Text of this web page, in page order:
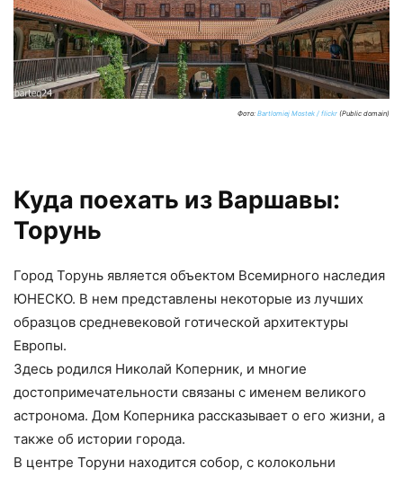
Фото: Bartlomiej Mostek / flickr (Public domain)
Куда поехать из Варшавы:
Торунь
Город Торунь является объектом Всемирного наследия
ЮНЕСКО. В нем представлены некоторые из лучших
образцов средневековой готической архитектуры
Европы.
Здесь родился Николай Коперник, и многие
достопримечательности связаны с именем великого
астронома. Дом Коперника рассказывает о его жизни, а
также об истории города.
В центре Торуни находится собор, с колокольни